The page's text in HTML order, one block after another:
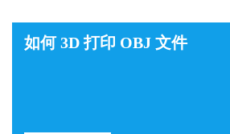
如何 3D 打印 OBJ 文件